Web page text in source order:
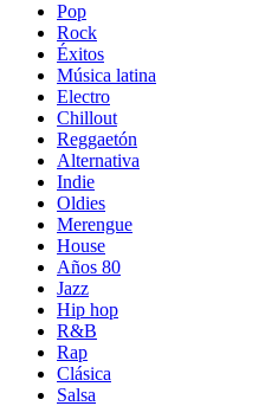
Pop
Rock
Éxitos
Música latina
Electro
Chillout
Reggaetón
Alternativa
Indie
Oldies
Merengue
House
Años 80
Jazz
Hip hop
R&B
Rap
Clásica
Salsa